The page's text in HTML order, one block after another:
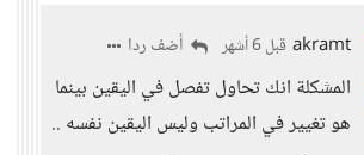
akramt قبل 6 أشهر أضف ردا
المشكلة انك تحاول تفصل في اليقين بينما
هو تغيير في المراتب وليس اليقين نفسه ..